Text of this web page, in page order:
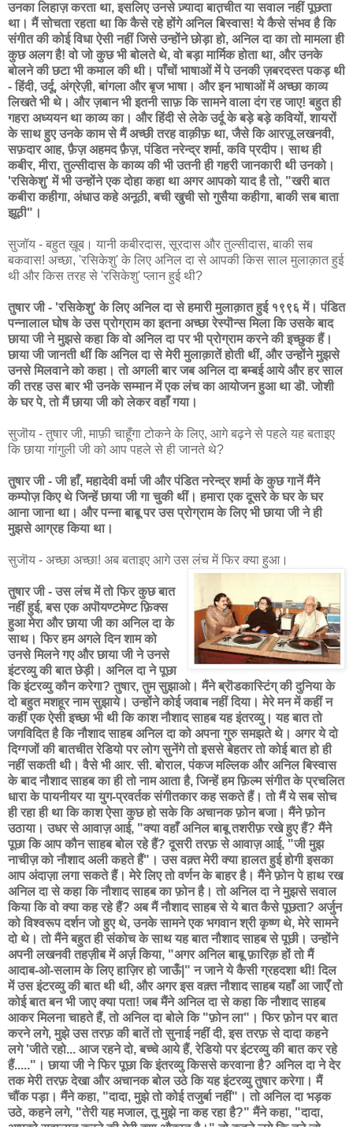
उनका लिहाज़ करता था, इसलिए उनसे ज़्यादा बात़चीत या सवाल नहीं पूछता
था। मैं सोचता रहता था कि कैसे रहे होंगे अनिल बिस्वास! ये कैसे संभव है कि
संगीत की कोई विधा ऐसी नहीं जिसे उन्होंने छोड़ा हो, अनिल दा का तो मामला ही
कुछ अलग है! वो जो कुछ भी बोलते थे, वो बड़ा मार्मिक होता था, और उनके
बोलने की छटा भी कमाल की थी। पाँचों भाषाओं में पे उनकी ज़बरदस्त पकड़ थी
- हिंदी, उर्दू, अंग्रेज़ी, बांगला और बृज भाषा। और इन भाषाओं में अच्छा काव्य
लिखते भी थे। और ज़बान भी इतनी साफ़ कि सामने वाला दंग रह जाए! बहुत ही
गहरा अध्ययन था काव्य का। और हिंदी से लेके उर्दू के बड़े बड़े कवियों, शायरों
के साथ हुए उनके काम से मैं अच्छी तरह वाक़ीफ़ था, जैसे कि आरज़ू लखनवी,
सफ़दार आह, फ़ैज़ अहमद फ़ैज़, पंडित नरेन्द्र शर्मा, कवि प्रदीप। साथ ही
कबीर, मीरा, तुल्सीदास के काव्य की भी उतनी ही गहरी जानकारी थी उनको।
'रसिकेशु' में भी उन्होंने एक दोहा कहा था अगर आपको याद है तो, "खरी बात
कबीरा कहीगा, अंधाउ कहे अनूठी, बची खुची सो गुसैया कहीगा, बाकी सब बाता
झूठी"।
सुजॉय - बहुत ख़ूब। यानी कबीरदास, सूरदास और तुल्सीदास, बाकी सब
बकवास! अच्छा, 'रसिकेशु' के लिए अनिल दा से आपकी किस साल मुलाक़ात हुई
थी और किस तरह से 'रसिकेशु' प्लान हुई थी?
तुषार जी - 'रसिकेशु' के लिए अनिल दा से हमारी मुलाक़ात हुई १९९६ में। पंडित
पन्नालाल घोष के उस प्रोग्राम का इतना अच्छा रेस्पॊन्स मिला कि उसके बाद
छाया जी ने मुझसे कहा कि वो अनिल दा पर भी प्रोग्राम करने की इच्छुक हैं।
छाया जी जानती थीं कि अनिल दा से मेरी मुलाक़ातें होती थीं, और उन्होंने मुझसे
उनसे मिलवाने को कहा। तो अगली बार जब अनिल दा बम्बई आये और हर साल
की तरह उस बार भी उनके सम्मान में एक लंच का आयोजन हुआ था डॊ. जोशी
के घर पे, तो मैं छाया जी को लेकर वहाँ गया।
सुजॊय - तुषार जी, माफ़ी चाहूँगा टोकने के लिए, आगे बढ़ने से पहले यह बताइए
कि छाया गांगुली जी को आप पहले से ही जानते थे?
तुषार जी - जी हाँ, महादेवी वर्मा जी और पंडित नरेन्द्र शर्मा के कुछ गानें मैंने
कम्पोज़ किए थे जिन्हें छाया जी गा चुकी थीं। हमारा एक दूसरे के घर के घर
आना जाना था। और पन्ना बाबू पर उस प्रोग्राम के लिए भी छाया जी ने ही
मुझसे आग्रह किया था।
सुजॊय - अच्छा अच्छा! अब बताइए आगे उस लंच में फिर क्या हुआ।
तुषार जी - उस लंच में तो फिर कुछ बात
नहीं हुई, बस एक अपॊयण्टमेण्ट फ़िक्स
हुआ मेरा और छाया जी का अनिल दा के
साथ। फिर हम अगले दिन शाम को
उनसे मिलने गए और छाया जी ने उनसे
इंटरव्यु की बात छेड़ी। अनिल दा ने पूछा
कि इंटरव्यु कौन करेगा? तुषार, तुम सुझाओ। मैंने ब्रॊडकास्टिंग् की दुनिया के
दो बहुत मशहूर नाम सुझाये। उन्होंने कोई जवाब नहीं दिया। मेरे मन में कहीं न
कहीं एक ऐसी इच्छा भी थी कि काश नौशाद साहब यह इंतरव्यु। यह बात तो
जगविदित है कि नौशाद साहब अनिल दा को अपना गुरु समझते थे। अगर ये दो
दिग्गजों की बातचीत रेडियो पर लोग सुनेंगे तो इससे बेहतर तो कोई बात हो ही
नहीं सकती थी। वैसे भी आर. सी. बोराल, पंकज मल्लिक और अनिल बिस्वास
के बाद नौशाद साहब का ही तो नाम आता है, जिन्हें हम फ़िल्म संगीत के प्रचलित
धारा के पायनीयर या युग-प्रवर्तक संगीतकार कह सकते हैं। तो मैं ये सब सोच
ही रहा ही था कि काश ऐसा कुछ हो सके कि अचानक फ़ोन बजा। मैंने फ़ोन
उठाया। उधर से आवाज़ आई, "क्या वहाँ अनिल बाबू तशरीफ़ रखे हुए हैं? मैंने
पूछा कि आप कौन साहब बोल रहे हैं? दूसरी तरफ़ से आवाज़ आई, "जी मुझ
नाचीज़ को नौशाद अली कहते हैं"। उस वक़्त मेरी क्या हालत हुई होगी इसका
आप अंदाज़ा लगा सकते हैं। मेरे लिए तो वर्णन के बाहर है। मैंने फ़ोन पे हाथ रख
अनिल दा से कहा कि नौशाद साहब का फ़ोन है। तो अनिल दा ने मुझसे सवाल
किया कि वो क्या कह रहे हैं? अब मैं नौशाद साहब से ये बात कैसे पूछता? अर्जुन
को विश्वरूप दर्शन जो हुए थे, उनके सामने एक भगवान श्री कृष्ण थे, मेरे सामने
दो थे। तो मैंने बहुत ही संकोच के साथ यह बात नौशाद साहब से पूछी। उन्होंने
अपनी लखनवी तहज़ीब में अर्ज़ किया, "अगर अनिल बाबू फ़ारिक़ हों तो मैं
आदाब-ओ-सलाम के लिए हाज़िर हो जाऊँ|" न जाने ये कैसी ग्रहदशा थी! दिल
में उस इंटरव्यु की बात थी थी, और अगर इस वक़्त नौशाद साहब यहाँ आ जाएँ तो
कोई बात बन भी जाए क्या पता! जब मैंने अनिल दा से कहा कि नौशाद साहब
आकर मिलना चाहते हैं, तो अनिल दा बोले कि "फ़ोन ला"। फिर फ़ोन पर बात
करने लगे, मुझे उस तरफ़ की बातें तो सुनाई नहीं दी, इस तरफ़ से दादा कहने
लगे 'जीते रहो... आज रहने दो, बच्चे आये हैं, रेडियो पर इंटरव्यु की बात कर रहे
हैं....."। छाया जी ने फिर पूछा कि इंतरव्यु किससे करवाना है? अनिल दा ने देर
तक मेरी तरफ़ देखा और अचानक बोल उठे कि यह इंटरव्यु तुषार करेगा। मैं
चौंक पड़ा। मैंने कहा, "दादा, मुझे तो कोई तजुर्बा नहीं"। तो अनिल दा भड़क
उठे, कहने लगे, "तेरी यह मजाल, तू मुझे ना कह रहा है?" मैंने कहा, "दादा,